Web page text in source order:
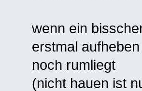
wenn ein
erstmal
noch rumliegt
(nicht hauen ist